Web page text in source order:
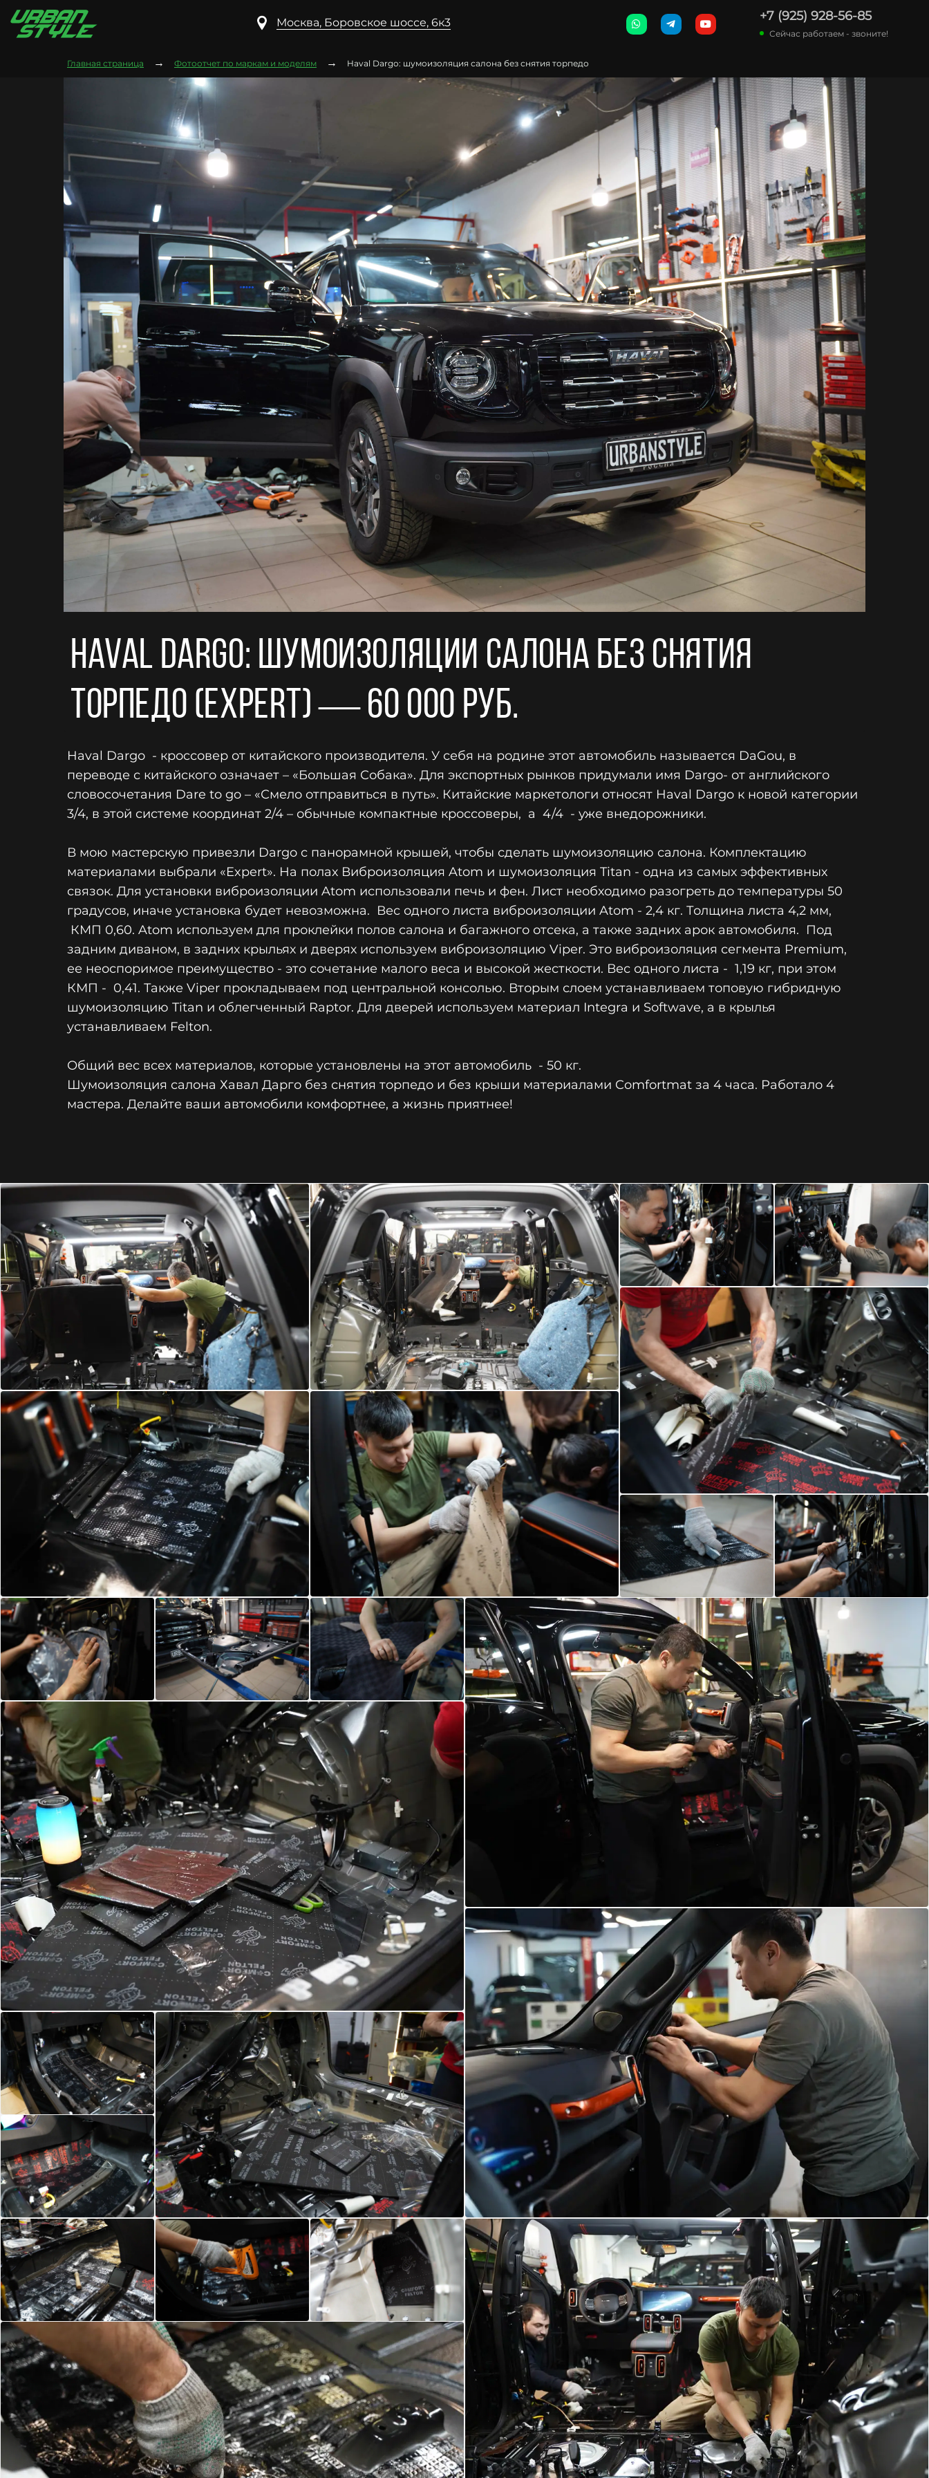
Москва, Боровское шоссе, 6к3 +7 (925) 928-56-85
Сейчас работаем - звоните!
Главная страница → Фотоотчет по маркам и моделям → Haval Dargo: шумоизоляция салона без снятия торпедо
Haval Dargo: шумоизоляции салона без снятия
торпедо (expert) — 60 000 руб.
Haval Dargo - кроcсовер от китайского производителя. У себя на родине этот автомобиль называется DaGou, в
переводе с китайского означает – «Большая Собака». Для экспортных рынков придумали имя Dargo- от английского
словосочетания Dare to go – «Смело отправиться в путь». Китайские маркетологи относят Haval Dargo к новой категории
3/4, в этой системе координат 2/4 – обычные компактные кроссоверы, а 4/4 - уже внедорожники.
В мою мастерскую привезли Dargo с панорамной крышей, чтобы сделать шумоизоляцию салона. Комплектацию
материалами выбрали «Expert». На полах Виброизоляция Atom и шумоизоляция Titan - одна из самых эффективных
связок. Для установки виброизоляции Atom использовали печь и фен. Лист необходимо разогреть до температуры 50
градусов, иначе установка будет невозможна. Вес одного листа виброизоляции Atom - 2,4 кг. Толщина листа 4,2 мм,
КМП 0,60. Atom используем для проклейки полов салона и багажного отсека, а также задних арок автомобиля. Под
задним диваном, в задних крыльях и дверях используем виброизоляцию Viper. Это виброизоляция сегмента Premium,
ее неоспоримое преимущество - это сочетание малого веса и высокой жесткости. Вес одного листа - 1,19 кг, при этом
КМП - 0,41. Также Viper прокладываем под центральной консолью. Вторым слоем устанавливаем топовую гибридную
шумоизоляцию Titan и облегченный Raptor. Для дверей используем материал Integra и Softwave, а в крылья
устанавливаем Felton.
Общий вес всех материалов, которые установлены на этот автомобиль - 50 кг.
Шумоизоляция салона Хавал Дарго без снятия торпедо и без крыши материалами Comfortmat за 4 часа. Работало 4
мастера. Делайте ваши автомобили комфортнее, а жизнь приятнее!